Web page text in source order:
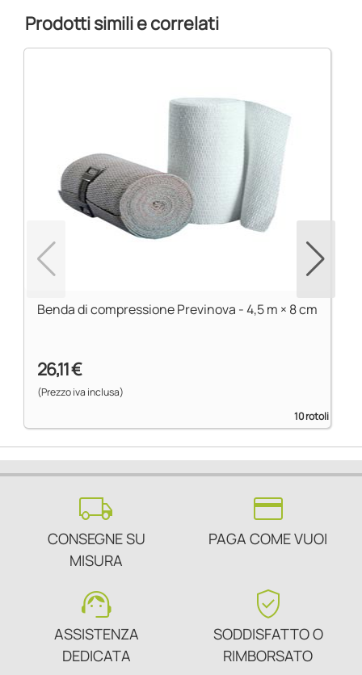
Prodotti simili e correlati
Benda di compressione Previnova - 4,5 m × 8 cm
26,11 €
(Prezzo iva inclusa)
10 rotoli
local_shipping
CONSEGNE SU
MISURA
credit_card
PAGA COME VUOI
support_agent
ASSISTENZA
DEDICATA
verified_user
SODDISFATTO O
RIMBORSATO